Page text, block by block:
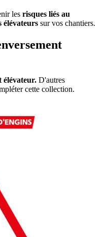
les risques liés au
élévateurs sur vos chantiers.
élévateur. D'autres
cette collection.